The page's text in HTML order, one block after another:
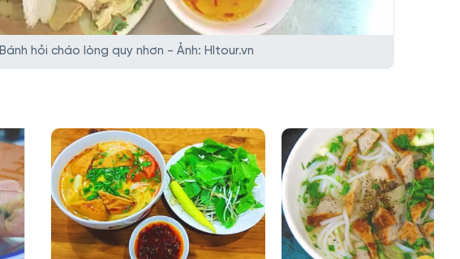
Bánh hỏi cháo lòng quy nhơn - Ảnh: HItour.vn